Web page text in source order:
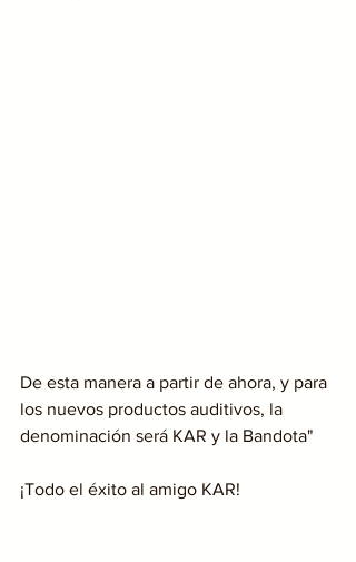
De esta manera a partir de ahora, y para
los nuevos productos auditivos, la
denominación será KAR y la Bandota"
¡Todo el éxito al amigo KAR!